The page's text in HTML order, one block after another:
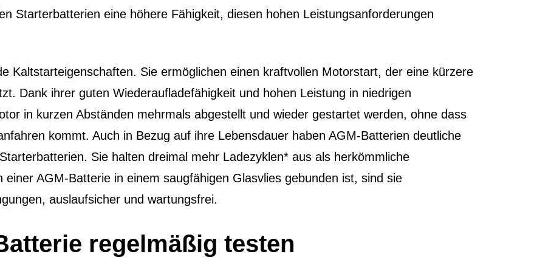
Starterbatterien eine höhere Fähigkeit, diesen hohen Leistungsanforderungen
Kaltstarteigenschaften. Sie ermöglichen einen kraftvollen Motorstart, der eine kürzere
Dank ihrer guten Wiederaufladefähigkeit und hohen Leistung in niedrigen
in kurzen Abständen mehrmals abgestellt und wieder gestartet werden, ohne dass
kommt. Auch in Bezug auf ihre Lebensdauer haben AGM-Batterien deutliche
Sie halten dreimal mehr Ladezyklen* aus als herkömmliche
AGM-Batterie in einem saugfähigen Glasvlies gebunden ist, sind sie
auslaufsicher und wartungsfrei.
regelmäßig testen